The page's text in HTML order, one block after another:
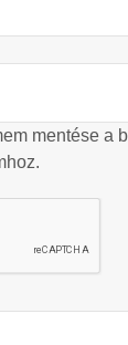
mentése a